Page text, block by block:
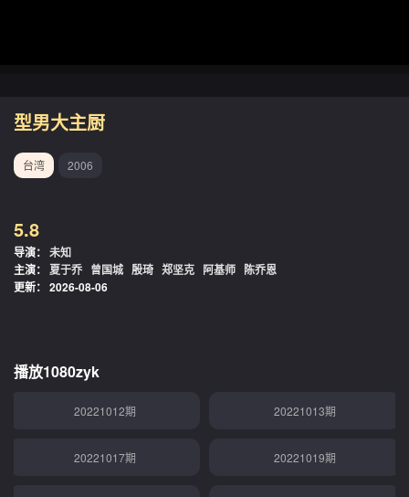
型男大主厨
台湾 2006
5.8
导演： 未知
主演： 夏于乔 曾国城 殷琦 郑坚克 阿基师 陈乔恩
更新： 2026-08-06
播放1080zyk
20221012期 20221013期
20221017期 20221019期